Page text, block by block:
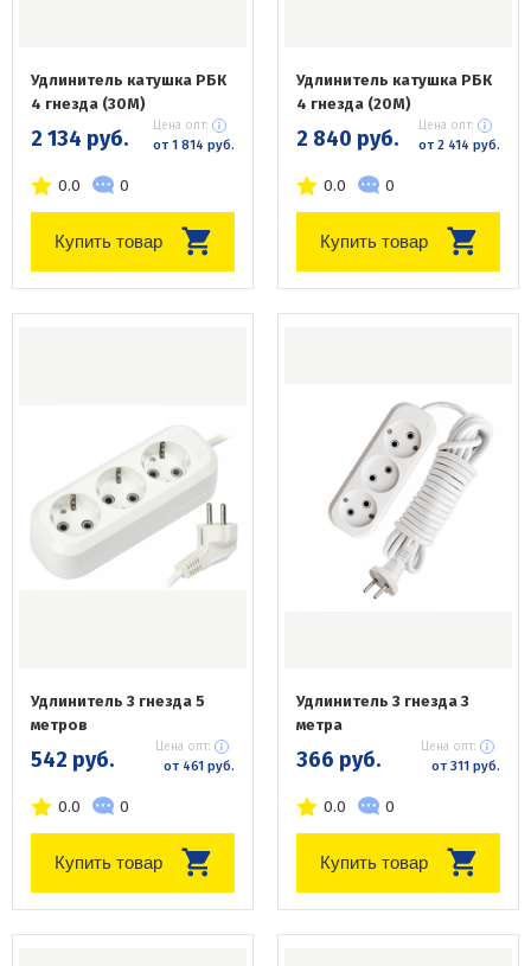
Удлинитель катушка РБК
4 гнезда (30М)
2 134 руб. Цена опт:
от 1 814 руб.
0.0 0
Купить товар
Удлинитель катушка РБК
4 гнезда (20М)
2 840 руб. Цена опт:
от 2 414 руб.
0.0 0
Купить товар
Удлинитель 3 гнезда 5
метров
542 руб. Цена опт:
от 461 руб.
0.0 0
Купить товар
Удлинитель 3 гнезда 3
метра
366 руб. Цена опт:
от 311 руб.
0.0 0
Купить товар